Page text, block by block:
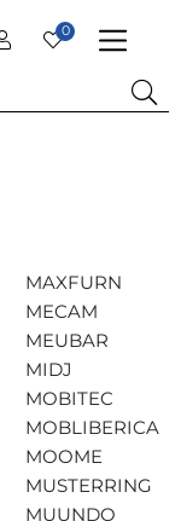
0
MAXFURN
MECAM
MEUBAR
MIDJ
MOBITEC
MOBLIBERICA
MOOME
MUSTERRING
MUUNDO